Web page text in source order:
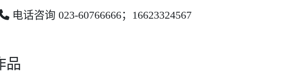
电话咨询 023-60766666；16623324567
品